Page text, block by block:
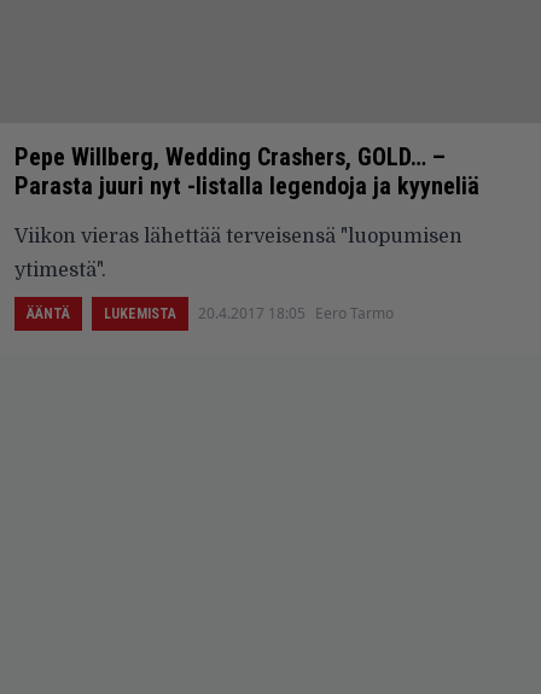
Pepe Willberg, Wedding Crashers, GOLD… –
Parasta juuri nyt -listalla legendoja ja kyyneliä
Viikon vieras lähettää terveisensä "luopumisen
ytimestä".
ÄÄNTÄ LUKEMISTA 20.4.2017 18:05 Eero Tarmo